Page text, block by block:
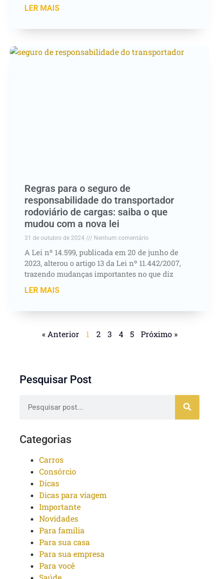
LER MAIS
Regras para o seguro de
responsabilidade do transportador
rodoviário de cargas: saiba o que
mudou com a nova lei
31 de outubro de 2024 Nenhum comentário
A Lei nº 14.599, publicada em 20 de junho de
2023, alterou o artigo 13 da Lei nº 11.442/2007,
trazendo mudanças importantes no que diz
LER MAIS
« Anterior 1 2 3 4 5 Próximo »
Pesquisar Post
Categorias
Carros
Consórcio
Dicas
Dicas para viagem
Importante
Novidades
Para família
Para sua casa
Para sua empresa
Para você